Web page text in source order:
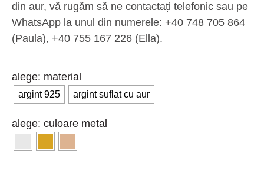
din aur, vă rugăm să ne contactați telefonic sau pe
WhatsApp la unul din numerele: +40 748 705 864
(Paula), ‪+40 755 167 226‬ (Ella).
material
argint 925 argint suflat cu aur
culoare metal